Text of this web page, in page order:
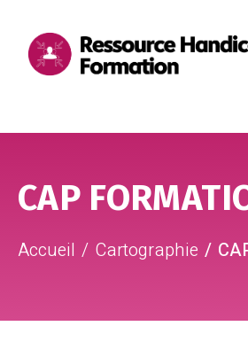
CAP
Accueil Cartographie